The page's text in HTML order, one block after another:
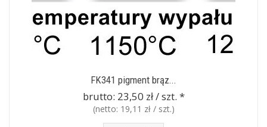
FK341 pigment brąz...
brutto: 23,50 zł / szt. *
(netto: 19,11 zł / szt.)